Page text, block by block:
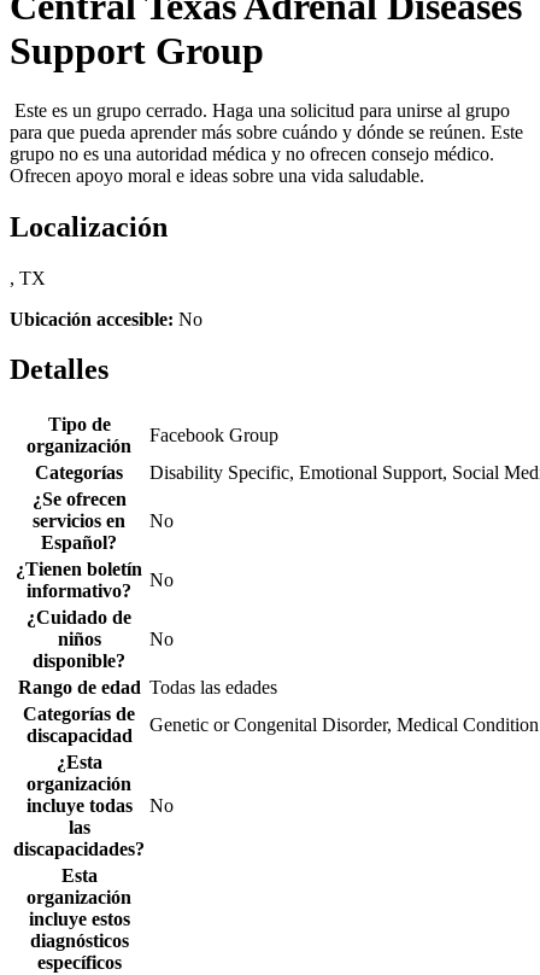
Support Group
Este es un grupo cerrado. Haga una solicitud para unirse al grupo
para que pueda aprender más sobre cuándo y dónde se reúnen. Este
grupo no es una autoridad médica y no ofrecen consejo médico.
Ofrecen apoyo moral e ideas sobre una vida saludable.
Localización
, TX
Ubicación accesible: No
Detalles
Tipo de
organización
Facebook Group
Categorías
Disability Specific, Emotional Support, Social
¿Se ofrecen
servicios en
Español?
No
¿Tienen boletín
informativo?
No
¿Cuidado de
niños
disponible?
No
Rango de edad Todas las edades
Categorías de
discapacidad
Genetic or Congenital Disorder, Medical Condition
¿Esta
organización
incluye todas
las
discapacidades?
No
Esta
organización
incluye estos
diagnósticos
específicos